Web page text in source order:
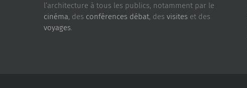
l’architecture à tous les publics, notamment par le
cinéma, des conférences débat, des visites et des
voyages.